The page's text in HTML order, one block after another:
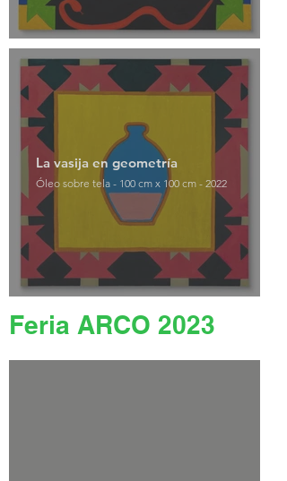
La vasija en geometría
Óleo sobre tela - 100 cm x 100 cm - 2022
Feria ARCO 2023